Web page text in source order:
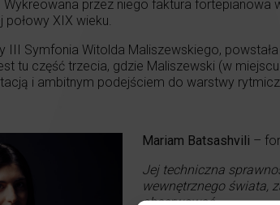
Wykreowana przez niego faktura
XIX wieku.
III Symfonia Witolda Maliszewskiego,
tu część trzecia, gdzie Maliszewski (w
i ambitnym podejściem do warstwy
Mariam Batsashvili –
Jej techniczna
wewnętrznego świata,
obserwować.